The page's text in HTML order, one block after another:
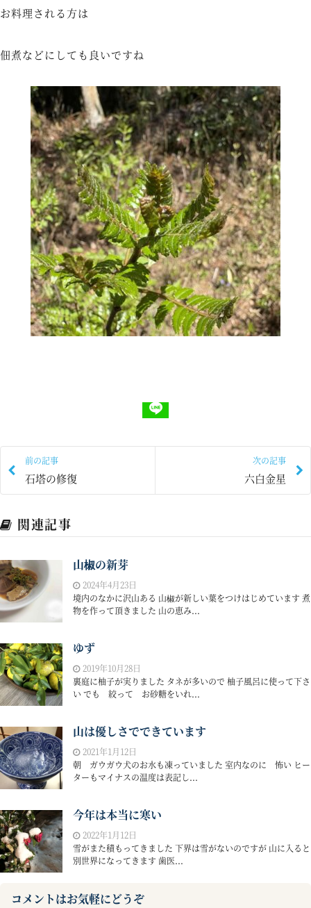
お料理される方は
佃煮などにしても良いですね
前の記事
石塔の修復
次の記事
六白金星
関連記事
山椒の新芽
2024年4月23日
境内のなかに沢山ある 山椒が新しい葉をつけはじめています 煮
物を作って頂きました 山の恵み...
ゆず
2019年10月28日
裏庭に柚子が実りました タネが多いので 柚子風呂に使って下さ
い でも 絞って お砂糖をいれ...
山は優しさでできています
2021年1月12日
朝 ガウガウ犬のお水も凍っていました 室内なのに 怖い ヒー
ターもマイナスの温度は表記し...
今年は本当に寒い
2022年1月12日
雪がまた積もってきました 下界は雪がないのですが 山に入ると
別世界になってきます 歯医...
コメントはお気軽にどうぞ